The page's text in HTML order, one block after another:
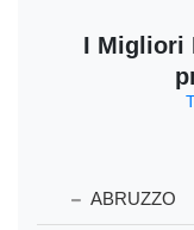
I Migliori
ABRUZZO